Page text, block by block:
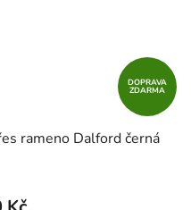
DOPRAVA
ZDARMA
rameno Dalford černá